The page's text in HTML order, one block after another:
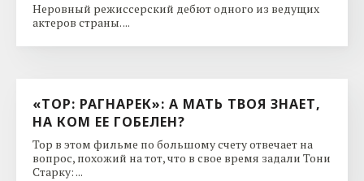
Неровный режиссерский дебют одного из ведущих
актеров страны. ...
«ТОР: РАГНАРЕК»: А МАТЬ ТВОЯ ЗНАЕТ,
НА КОМ ЕЕ ГОБЕЛЕН?
Тор в этом фильме по большому счету отвечает на
вопрос, похожий на тот, что в свое время задали Тони
Старку: ...